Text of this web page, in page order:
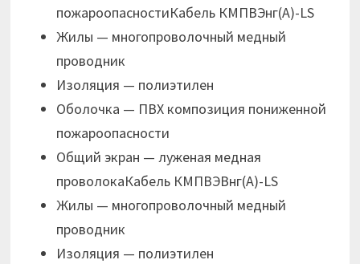
пожароопасностиКабель КМПВЭнг(А)-LS
Жилы — многопроволочный медный
проводник
Изоляция — полиэтилен
Оболочка — ПВХ композиция пониженной
пожароопасности
Общий экран — луженая медная
проволокаКабель КМПВЭВнг(А)-LS
Жилы — многопроволочный медный
проводник
Изоляция — полиэтилен